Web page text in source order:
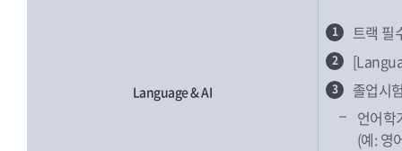
Language & AI
1 트랙 필
2
3
졸업시
언어학
(예: 영